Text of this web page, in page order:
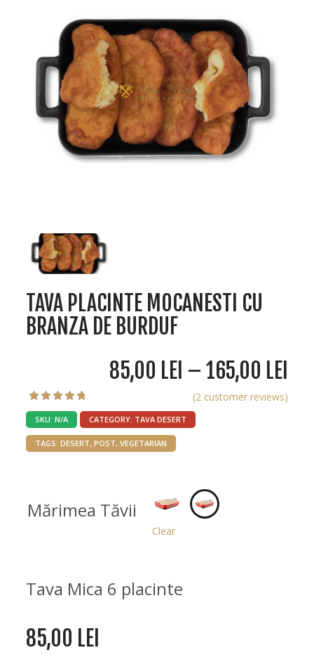
TAVA PLACINTE MOCANESTI CU
BRANZA DE BURDUF
85,00 LEI –165,00 LEI
Rated
5.00
out of 5
based on
2
customer
(2 customer reviews)
SKU: N/A CATEGORY: TAVA DESERT
TAGS: DESERT, POST, VEGETARIAN
Mărimea Tăvii
Clear
Tava Mica 6 placinte
85,00 LEI